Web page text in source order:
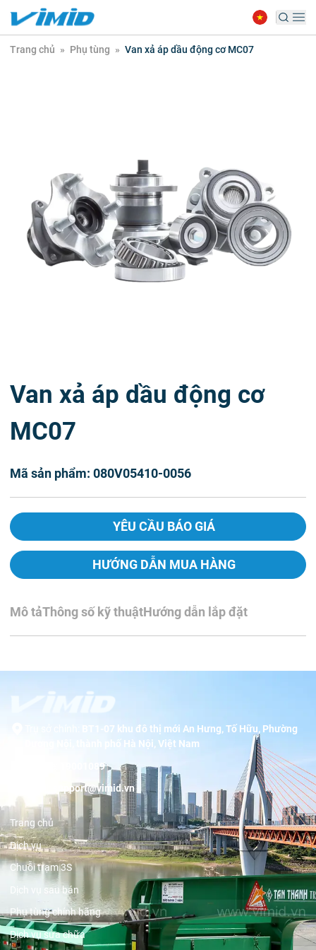
Trang chủ » Phụ tùng » Van xả áp dầu động cơ MC07
Van xả áp dầu động cơ
MC07
Mã sản phẩm: 080V05410-0056
YÊU CẦU BÁO GIÁ
HƯỚNG DẪN MUA HÀNG
Mô tảThông số kỹ thuậtHướng dẫn lắp đặt
BT1-07 khu đô thị mới An Hưng, Tố Hữu, Phường
Dương Nội, thành phố Hà Nội, Việt Nam
19001089
support@vimid.vn
Trang chủ
Dịch vụ
Chuỗi trạm 3S
Dịch vụ sau bán
Phụ tùng chính hãng
Dịch vụ sửa chữa